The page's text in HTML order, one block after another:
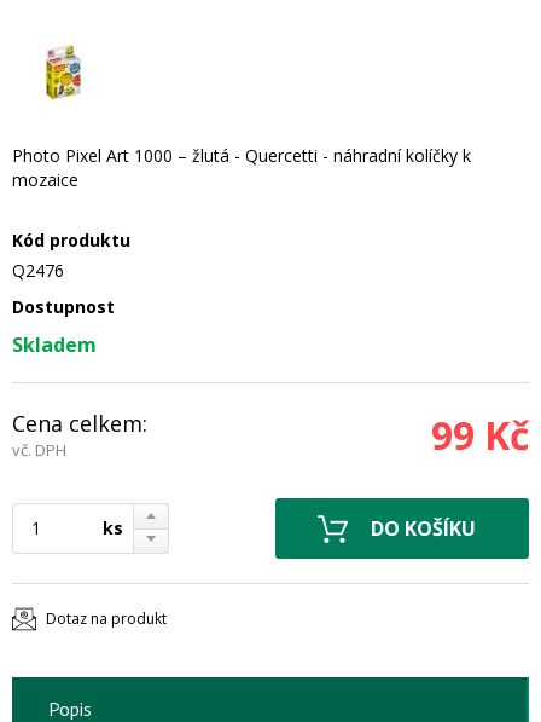
Photo Pixel Art 1000 – žlutá - Quercetti - náhradní kolíčky k
mozaice
Kód produktu
Q2476
Dostupnost
Skladem
Cena celkem:
vč. DPH 99 Kč
ks
Dotaz na produkt
Popis